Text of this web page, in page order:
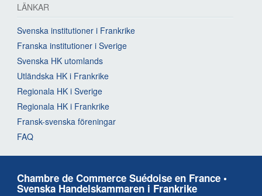
LÄNKAR
Svenska institutioner i Frankrike
Franska institutioner i Sverige
Svenska HK utomlands
Utländska HK i Frankrike
Regionala HK i Sverige
Regionala HK i Frankrike
Fransk-svenska föreningar
FAQ
Chambre de Commerce Suédoise en France •
Svenska Handelskammaren i Frankrike